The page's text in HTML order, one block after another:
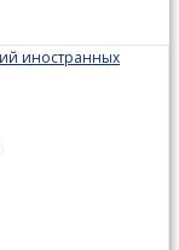
иностранных